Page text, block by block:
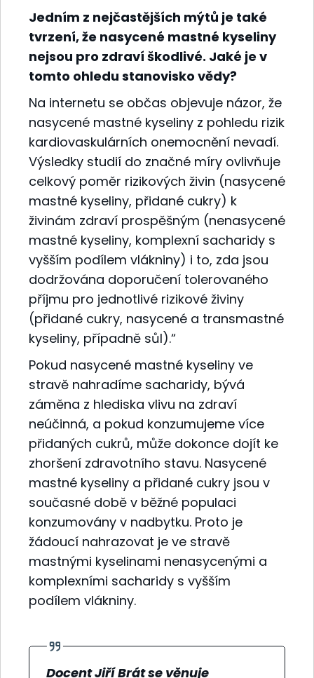
Jedním z nejčastějších mýtů je také
tvrzení, že nasycené mastné kyseliny
nejsou pro zdraví škodlivé. Jaké je v
tomto ohledu stanovisko vědy?
Na internetu se občas objevuje názor, že
nasycené mastné kyseliny z pohledu rizik
kardiovaskulárních onemocnění nevadí.
Výsledky studií do značné míry ovlivňuje
celkový poměr rizikových živin (nasycené
mastné kyseliny, přidané cukry) k
živinám zdraví prospěšným (nenasycené
mastné kyseliny, komplexní sacharidy s
vyšším podílem vlákniny) i to, zda jsou
dodržována doporučení tolerovaného
příjmu pro jednotlivé rizikové živiny
(přidané cukry, nasycené a transmastné
kyseliny, případně sůl).“
Pokud nasycené mastné kyseliny ve
stravě nahradíme sacharidy, bývá
záměna z hlediska vlivu na zdraví
neúčinná, a pokud konzumujeme více
přidaných cukrů, může dokonce dojít ke
zhoršení zdravotního stavu. Nasycené
mastné kyseliny a přidané cukry jsou v
současné době v běžné populaci
konzumovány v nadbytku. Proto je
žádoucí nahrazovat je ve stravě
mastnými kyselinami nenasycenými a
komplexními sacharidy s vyšším
podílem vlákniny.
Docent Jiří Brát se věnuje